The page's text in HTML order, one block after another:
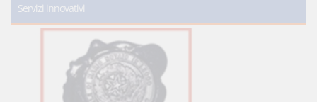
Servizi innovativi